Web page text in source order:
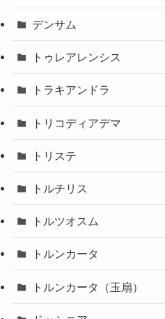
デンサム
トゥレアレンシス
トラキアンドラ
トリコディアデマ
トリステ
トルチリス
トルツオスム
トルンカータ
トルンカータ（玉扇）